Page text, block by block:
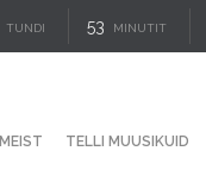
TUNDI 53 MINUTIT
MEIST TELLI MUUSIKUID